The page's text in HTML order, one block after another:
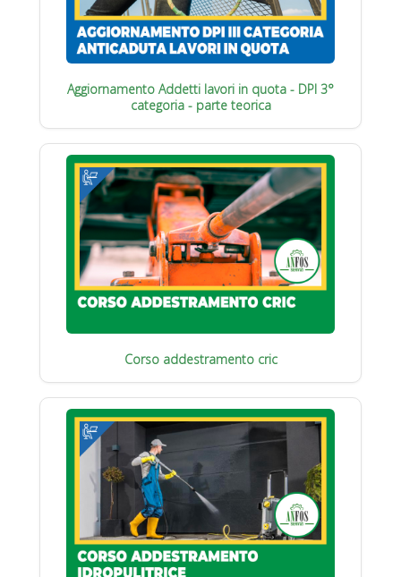
Aggiornamento Addetti lavori in quota - DPI 3°
categoria - parte teorica
Corso addestramento cric